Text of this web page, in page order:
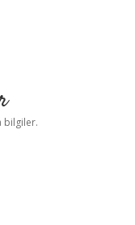
bilgiler.